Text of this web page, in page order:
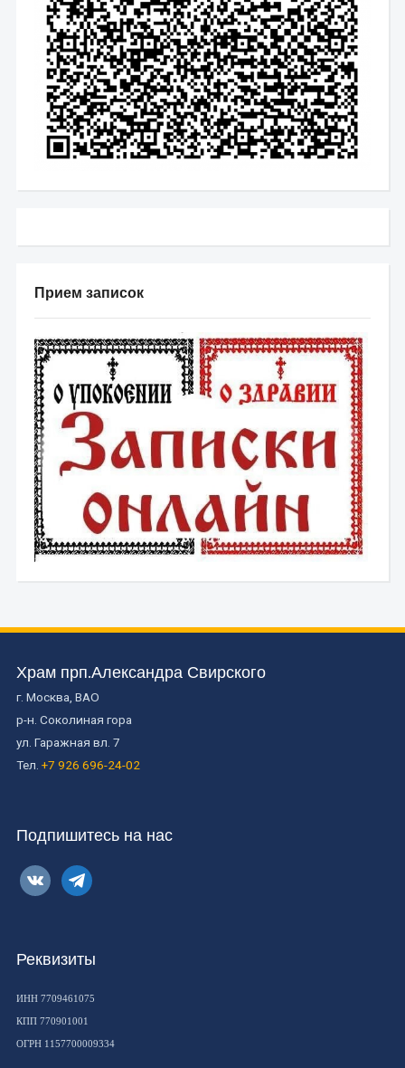
Прием записок
Храм прп.Александра Свирского
г. Москва, ВАО
р-н. Соколиная гора
ул. Гаражная вл. 7
Тел. +7 926 696-24-02
Подпишитесь на нас
vkontaktetelegram
Реквизиты
ИНН 7709461075
КПП 770901001
ОГРН 1157700009334